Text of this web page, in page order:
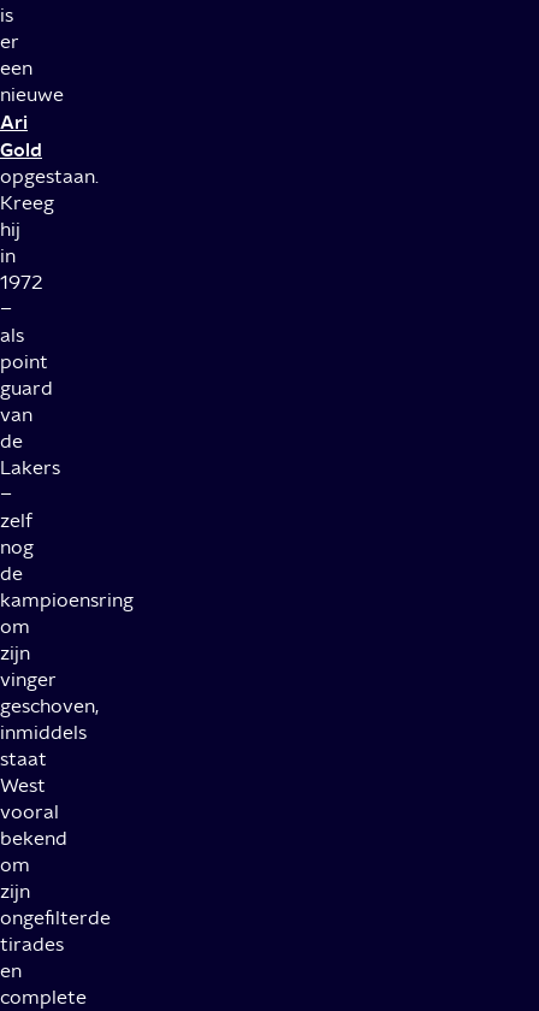
is
er
een
nieuwe
Ari
Gold
opgestaan.
Kreeg
hij
in
1972
–
als
point
guard
van
de
Lakers
–
zelf
nog
de
kampioensring
om
zijn
vinger
geschoven,
inmiddels
staat
West
vooral
bekend
om
zijn
ongefilterde
tirades
en
complete